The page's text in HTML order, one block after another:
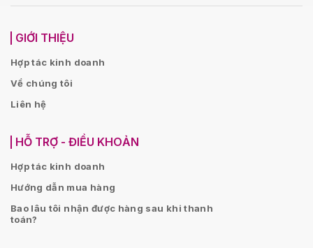
GIỚI THIỆU
Hợp tác kinh doanh
Về chúng tôi
Liên hệ
HỖ TRỢ - ĐIỀU KHOẢN
Hợp tác kinh doanh
Hướng dẫn mua hàng
Bao lâu tôi nhận được hàng sau khi thanh
toán?